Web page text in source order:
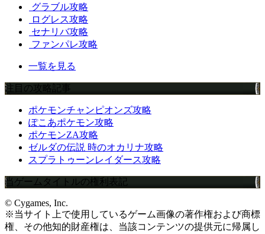
グラブル攻略
ログレス攻略
セナリバ攻略
ファンパレ攻略
一覧を見る
注目の攻略記事
ポケモンチャンピオンズ攻略
ぽこあポケモン攻略
ポケモンZA攻略
ゼルダの伝説 時のオカリナ攻略
スプラトゥーンレイダース攻略
当ゲームタイトルの権利表記
© Cygames, Inc.
※当サイト上で使用しているゲーム画像の著作権および商標
権、その他知的財産権は、当該コンテンツの提供元に帰属し